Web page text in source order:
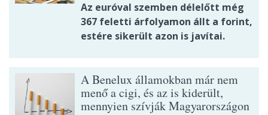
Az euróval szemben délelőtt még
367 feletti árfolyamon állt a forint,
estére sikerült azon is javítai.
A Benelux államokban már nem
menő a cigi, és az is kiderült,
mennyien szívják Magyarországon